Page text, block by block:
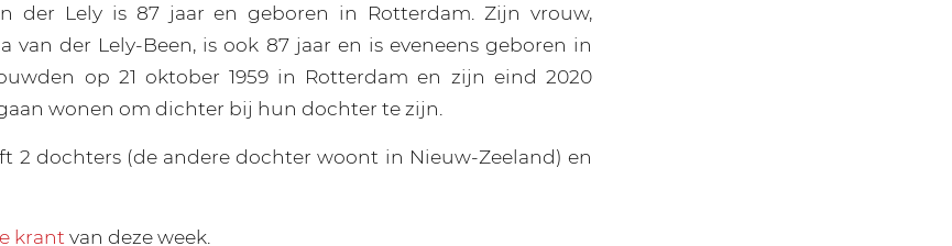
der Lely is 87 jaar en geboren in Rotterdam. Zijn vrouw,
van der Lely-Been, is ook 87 jaar en is eveneens geboren in
op 21 oktober 1959 in Rotterdam en zijn eind 2020
wonen om dichter bij hun dochter te zijn.
2 dochters (de andere dochter woont in Nieuw-Zeeland) en
krant van deze week.